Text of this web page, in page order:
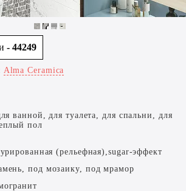
- 44249
Alma Ceramica
ванной, для туалета, для спальни, для
пол
(рельефная),sugar-эффект
под мозаику, под мрамор